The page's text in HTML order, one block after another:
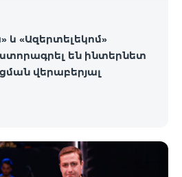
և «Ազերտելեկոմ»
ստորագրել են ինտերնետ
վերաբերյալ